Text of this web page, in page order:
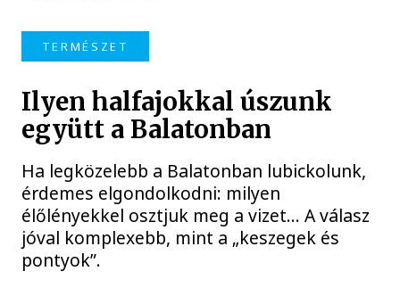
TERMÉSZET
Ilyen halfajokkal úszunk
együtt a Balatonban
Ha legközelebb a Balatonban lubickolunk,
érdemes elgondolkodni: milyen
élőlényekkel osztjuk meg a vizet… A válasz
jóval komplexebb, mint a „keszegek és
pontyok”.